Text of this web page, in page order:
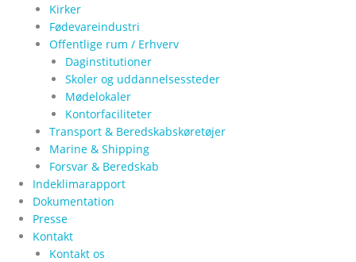
Kirker
Fødevareindustri
Offentlige rum / Erhverv
Daginstitutioner
Skoler og uddannelsessteder
Mødelokaler
Kontorfaciliteter
Transport & Beredskabskøretøjer
Marine & Shipping
Forsvar & Beredskab
Indeklimarapport
Dokumentation
Presse
Kontakt
Kontakt os